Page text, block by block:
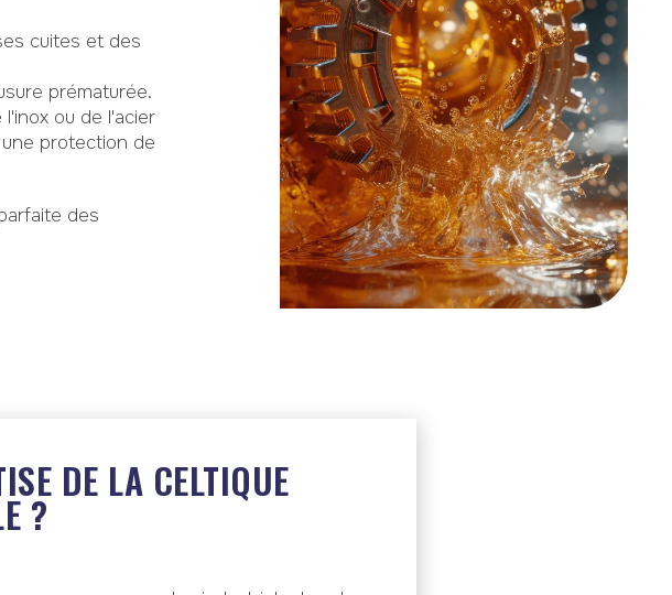
cuites et des
prématurée.
ou de l'acier
protection de
des
DE LA CELTIQUE
?